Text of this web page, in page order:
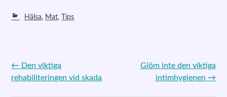
Hälsa, Mat, Tips
Post navigation
← Den viktiga
rehabiliteringen vid skada
Glöm inte den viktiga
intimhygienen →